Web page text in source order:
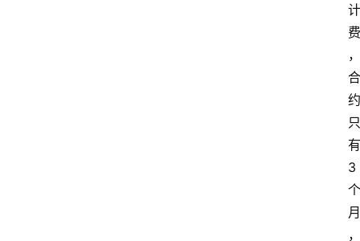
计
费
，
合
约
只
有
3
个
月
，